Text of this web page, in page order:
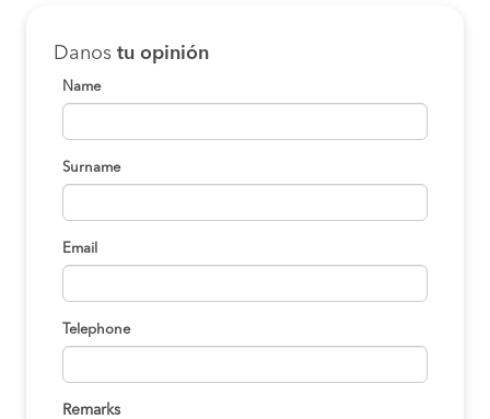
Danos tu opinión
Name
Surname
Email
Telephone
Remarks